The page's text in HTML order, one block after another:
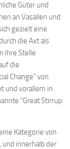
Güter und
an Vasallen und
gezielt eine
die Axt als
ihre Stelle
die
Change” von
und vorallem in
“Great Stirrup
Kategorie von
und innerhalb der